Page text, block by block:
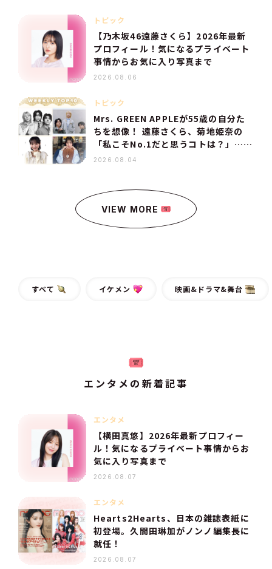
トピック
【乃木坂46遠藤さくら】2026年最新
プロフィール！気になるプライベート
事情からお気に入り写真まで
2026.08.06
トピック
Mrs. GREEN APPLEが55歳の自分た
ちを想像！ 遠藤さくら、菊地姫奈の
「私こそNo.1だと思うコトは？」…
【人気記事TOP10】
2026.08.04
VIEW MORE
すべて イケメン 映画&ドラマ&舞台
エンタメの新着記事
エンタメ
【横田真悠】2026年最新プロフィー
ル！気になるプライベート事情からお
気に入り写真まで
2026.08.07
エンタメ
Hearts2Hearts、日本の雑誌表紙に
初登場。久間田琳加がノンノ編集長に
就任！
2026.08.07